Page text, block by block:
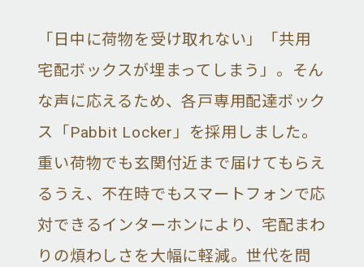
「日中に荷物を受け取れない」「共用
宅配ボックスが埋まってしまう」。そん
な声に応えるため、各戸専用配達ボック
ス「Pabbit Locker」を採用しました。
重い荷物でも玄関付近まで届けてもらえ
るうえ、不在時でもスマートフォンで応
対できるインターホンにより、宅配まわ
りの煩わしさを大幅に軽減。世代を問